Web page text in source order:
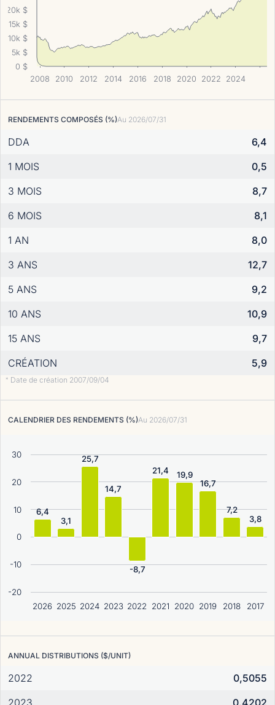
2008 2010 2012 2014 2016 2018 2020 2022 2024
0 $
5k $
10k $
15k $
20k $
RENDEMENTS COMPOSÉS (%)Au 2026/07/31
DDA
6,4
1 MOIS
0,5
3 MOIS
8,7
6 MOIS
8,1
1 AN
8,0
3 ANS
12,7
5 ANS
9,2
10 ANS
10,9
15 ANS
9,7
CRÉATION
5,9
* Date de création 2007/09/04
CALENDRIER DES RENDEMENTS (%)Au 2026/07/31
2026 2025 2024 2023 2022 2021 2020 2019 2018 2017
-20
-10
0
10
20
30
6,4
3,1
25,7
14,7
-8,7
21,4
19,9
16,7
7,2
3,8
ANNUAL DISTRIBUTIONS ($/UNIT)
2022
0,5055